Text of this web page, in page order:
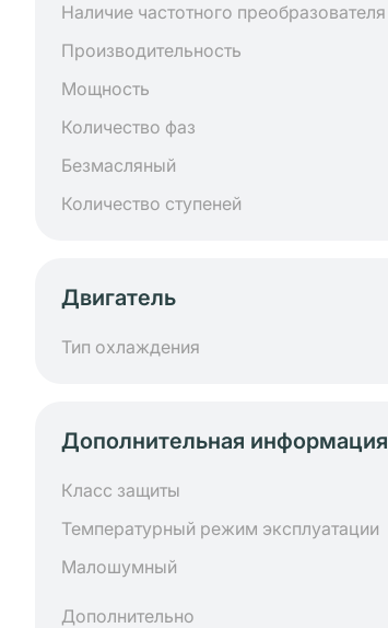
Наличие частотного преобразователя
Производительность
Мощность
Количество фаз
Безмасляный
Количество ступеней
Двигатель
Тип охлаждения
Дополнительная информация
Класс защиты
Температурный режим эксплуатации
Малошумный
Дополнительно